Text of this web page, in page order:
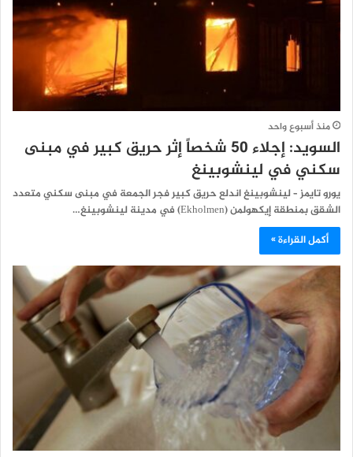
منذ أسبوع واحد
السويد: إجلاء 50 شخصاً إثر حريق كبير في مبنى
سكني في لينشوبينغ
يورو تايمز – لينشوبينغ اندلع حريق كبير فجر الجمعة في مبنى سكني متعدد
الشقق بمنطقة إيكهولمن (Ekholmen) في مدينة لينشوبينغ…
أكمل القراءة »